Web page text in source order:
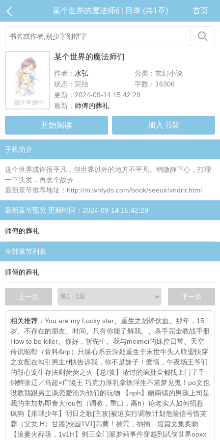
某个世界的魔法师们 目录 (共1章) 首页
某个世界的魔法师们
作者： 水弘
分类：玄幻小说
状态：完结
字数：16306
更新：2024-09-14 15:42:29
最新： 师傅的葬礼
开始阅读 加入书架
手机简介
这个世界或许很平凡，但世界以外的地方不平凡。稍微静下心，打理
一下头发，再念个故弄 ...
最新章节推荐地址：http://m.whfyds.com/book/seeuir/xndrir.html
最新章节预览 更新时间：2024-09-14 15:42:29
师傅的葬礼
全部章节列表
师傅的葬礼
上一页 下一页
相关推荐： You are my Lucky star 重生之蹈锋饮血
那年，15
岁
不存在的朋友 时间 只有你能了解我。
杀手完全教战手册
How to be killer
你好，靳先生 我与meimei的妹控日常
天空
传说昭彰（骨科&np） 只缘心系云深处重生于末世牛头人联盟快穿
之女配在勾引男主H快告诉我，你不是妹子！ 爱情，午夜场王爷们
的甜心宠生存法则荧荧之火 【总/攻】渣过的疯批全都找上门了千
钟醉张辽／马超×广陵王 巧克力厚乳拿铁浮生不若梦 见鬼！po文也
没教我跟男主谈恋爱沦为他们的玩物 【nph】 丽南镇的男孩 上司是
我的主加热即食大rou包（调教，重口，高h） 论老实人如何招惹
疯狗 【排球少年】明日之歌[主攻]被迫实行调教计划危险信号惜芙
蓉（父女 H） 甘愿[校园1V1]高黄！插茓，抽插… 短篇文集炙吻
【追妻火葬场，1v1H】 剑三全门派萝莉事件穿越到武侠世界ooxx